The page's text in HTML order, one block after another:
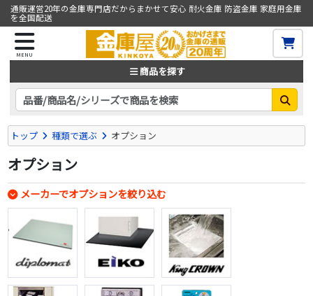
通販運営20年の金庫専門店だからまかせて安心 耐火金庫 防盗金庫 家庭用金庫
を全国配送
MENU
商品を探す
トップ 種類で選ぶ オプション
オプション
メーカーでオプションを絞り込む